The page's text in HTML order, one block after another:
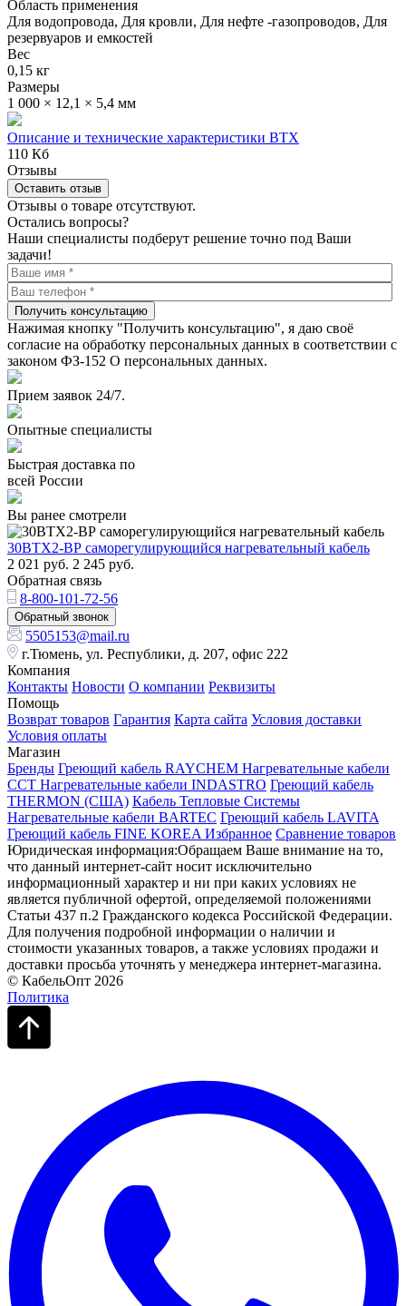
Область применения
Для водопровода, Для кровли, Для нефте -газопроводов, Для
резервуаров и емкостей
Вес
0,15 кг
Размеры
1 000 × 12,1 × 5,4 мм
Описание и технические характеристики ВТХ
110 Кб
Отзывы
Оставить отзыв
Отзывы о товаре отсутствуют.
Остались вопросы?
Наши специалисты подберут решение точно под Ваши
задачи!
Получить консультацию
Нажимая кнопку "Получить консультацию", я даю своё
согласие на обработку персональных данных в соответствии с
законом ФЗ-152 О персональных данных.
Прием заявок 24/7.
Опытные специалисты
Быстрая доставка по
всей России
Вы ранее смотрели
30ВТХ2-ВР саморегулирующийся нагревательный кабель
2 021 руб. 2 245 руб.
Обратная связь
8-800-101-72-56
Обратный звонок
5505153@mail.ru
г.Тюмень, ул. Республики, д. 207, офис 222
Компания
Контакты Новости О компании Реквизиты
Помощь
Возврат товаров Гарантия Карта сайта Условия доставки
Условия оплаты
Магазин
Бренды Греющий кабель RAYCHEM Нагревательные кабели
ССТ Нагревательные кабели INDASTRO Греющий кабель
THERMON (США) Кабель Тепловые Системы
Нагревательные кабели BARTEC Греющий кабель LAVITA
Греющий кабель FINE KOREA Избранное Сравнение товаров
Юридическая информация:Обращаем Ваше внимание на то,
что данный интернет-сайт носит исключительно
информационный характер и ни при каких условиях не
является публичной офертой, определяемой положениями
Статьи 437 п.2 Гражданского кодекса Российской Федерации.
Для получения подробной информации о наличии и
стоимости указанных товаров, а также условиях продажи и
доставки просьба уточнять у менеджера интернет-магазина.
© КабельОпт 2026
Политика